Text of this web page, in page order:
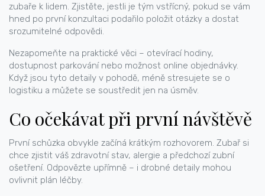
zubaře k lidem. Zjistěte, jestli je tým vstřícný, pokud se vám
hned po první konzultaci podařilo položit otázky a dostat
srozumitelné odpovědi.
Nezapomeňte na praktické věci – otevírací hodiny,
dostupnost parkování nebo možnost online objednávky.
Když jsou tyto detaily v pohodě, méně stresujete se o
logistiku a můžete se soustředit jen na úsměv.
Co očekávat při první návštěvě
První schůzka obvykle začíná krátkým rozhovorem. Zubař si
chce zjistit váš zdravotní stav, alergie a předchozí zubní
ošetření. Odpovězte upřímně – i drobné detaily mohou
ovlivnit plán léčby.